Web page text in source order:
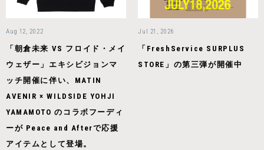
Aug 12, 2022
「朝倉未来 VS フロイド・メイ
ウェザー」エキシビジョンマ
ッチ開催に伴い、MATIN
AVENIR × WILDSIDE YOHJI
YAMAMOTO のコラボフーディ
ーが Peace and Afterで応援
アイテムとして登場。
Jul 21, 2026
「FreshService SURPLUS
STORE」の第三弾が開催中